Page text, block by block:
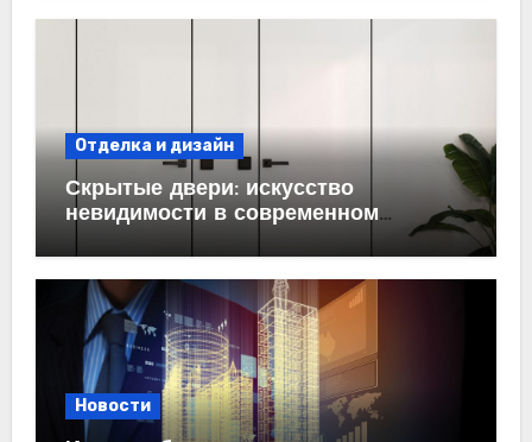
Отделка и дизайн
Скрытые двери: искусство
невидимости в современном
Новости